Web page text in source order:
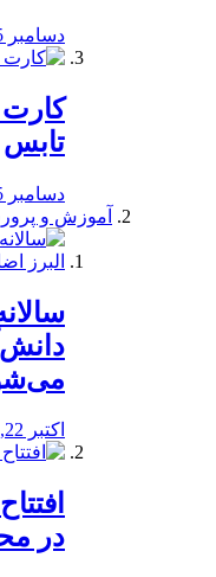
دسامبر 25, 2019
کارت
تابس
دسامبر 25, 2019
آموزش و
اکتبر 22, 2019
در